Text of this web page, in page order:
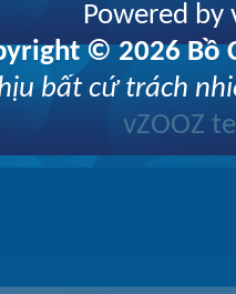
Powered
© 2026 Bồ
bất cứ trách
vZOOZ